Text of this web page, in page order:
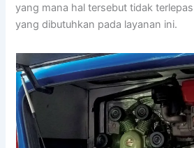
yang mana hal tersebut tidak
yang dibutuhkan pada layanan ini.